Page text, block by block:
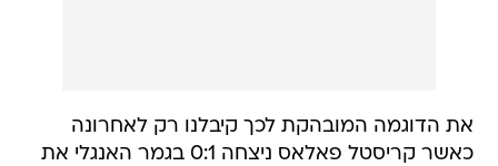
את הדוגמה המובהקת לכך קיבלנו רק לאחרונה
כאשר קריסטל פאלאס ניצחה 0:1 בגמר האנגלי את